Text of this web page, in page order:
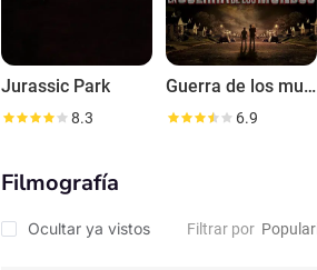
Jurassic Park
8.3
Guerra de los mundos
6.9
Filmografía
Ocultar ya vistos Filtrar por